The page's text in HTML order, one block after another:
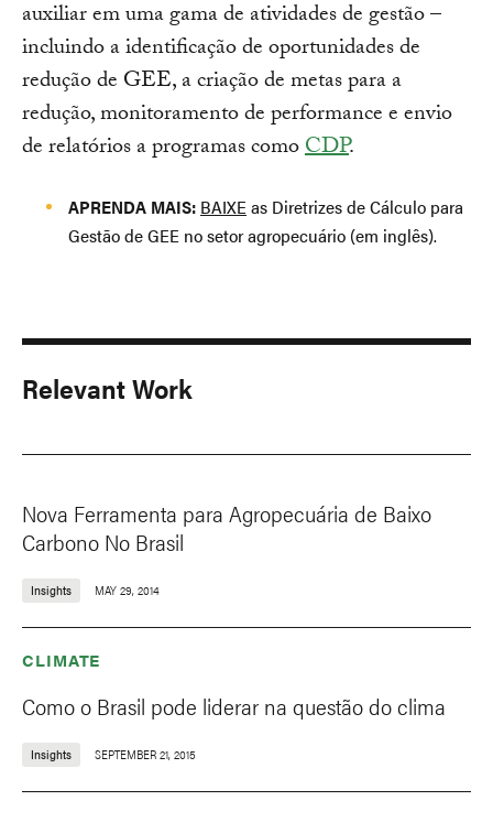
auxiliar em uma gama de atividades de gestão –
incluindo a identificação de oportunidades de
redução de GEE, a criação de metas para a
redução, monitoramento de performance e envio
de relatórios a programas comoCDP.
APRENDA MAIS: BAIXEas Diretrizes de Cálculo para
Gestão de GEE no setor agropecuário (em inglês).
Relevant Work
Nova Ferramenta para Agropecuária de Baixo
Carbono No Brasil
Insights MAY 29, 2014
CLIMATE
Como o Brasil pode liderar na questão do clima
Insights SEPTEMBER 21, 2015